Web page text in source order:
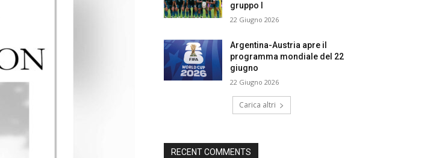
gruppo I
22 Giugno 2026
Argentina-Austria apre il
programma mondiale del 22
giugno
22 Giugno 2026
Carica altri
RECENT COMMENTS